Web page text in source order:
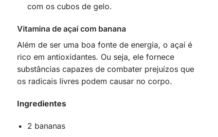
com os cubos de gelo.
Vitamina de açaí com banana
Além de ser uma boa fonte de energia, o açaí é
rico em antioxidantes. Ou seja, ele fornece
substâncias capazes de combater prejuízos que
os radicais livres podem causar no corpo.
Ingredientes
2 bananas